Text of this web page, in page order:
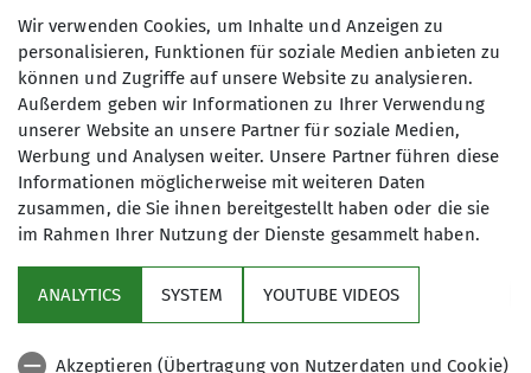
sein und dabei gute Gespräche
führen?
Dann bist du bei unserem Frauen-
Klettertreff genau richtig.
Egal, ob du nach einer längeren Pause
wieder einsteigen möchtest, den
Sport ganz neu entdecken willst oder
dir einfach einen geschützten
Rahmen wünschst – hier ist Raum für
dich, dein Tempo und deine
Entwicklung.
Details
Termine DAV Kletter- und
Boulderzentrum Fulda
DAV KLZ Fulda
DAV Fulda
Wir verwenden Cookies, um Inhalte und Anzeigen zu
personalisieren, Funktionen für soziale Medien anbieten zu
können und Zugriffe auf unsere Website zu analysieren.
Außerdem geben wir Informationen zu Ihrer Verwendung
unserer Website an unsere Partner für soziale Medien,
Werbung und Analysen weiter. Unsere Partner führen diese
Informationen möglicherweise mit weiteren Daten
zusammen, die Sie ihnen bereitgestellt haben oder die sie
im Rahmen Ihrer Nutzung der Dienste gesammelt haben.
ANALYTICS SYSTEM YOUTUBE VIDEOS
Akzeptieren (Übertragung von Nutzerdaten und Cookie)